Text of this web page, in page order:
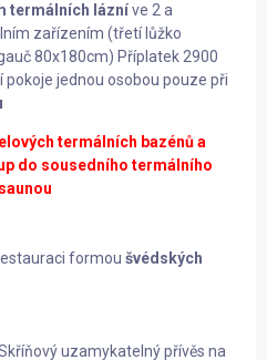
termálních lázníve 2 a
zařízením (třetí lůžko
80x180cm) Příplatek 2900
jednou osobou pouze při
termálních bazénů a
do sousedního termálního
formou švédských
uzamykatelný přívěs na